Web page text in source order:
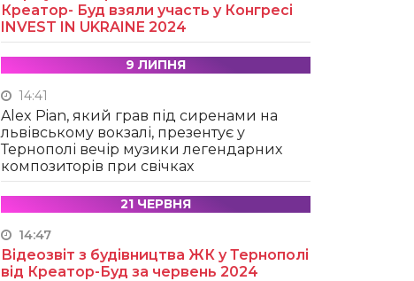
Креатор- Буд взяли участь у Конгресі
INVEST IN UKRAINE 2024
9 ЛИПНЯ
14:41
Alex Pian, який грав під сиренами на
львівському вокзалі, презентує у
Тернополі вечір музики легендарних
композиторів при свічках
21 ЧЕРВНЯ
14:47
Відеозвіт з будівництва ЖК у Тернополі
від Креатор-Буд за червень 2024